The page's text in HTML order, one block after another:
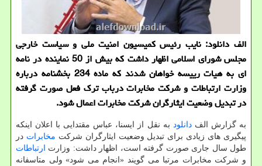
الف دانلود: نایب رئیس کمیسیون امنیت ملی و سیاست خارجی
مجلس شورای اسلامی اظهار داشت که بیش از 50 نماینده در نامه
ای به هیات رییسه خواهان شدند که ماده 234 بخشنامه درباره
وزارت ارتباطات و شرکت مخابرات درباب ترک فعل صورت گرفته
در تبدیل وضعیت ایثارگران شرکت مخابرات اعمال شود.
به گزارش الفدانلود به نقل از ایسنا، عباس مقتدایی با اعلان اینکه
پیگیری های زیادی برای تبدیل وضعیت ایثارگران شرکت مخابرات در
طول سال جاری صورت گرفته است، اظهار داشت: وزارت
ارتباطات
و شرکت مخابرات مرتبا می گویند «انجام می شود» ولی متاسفانه